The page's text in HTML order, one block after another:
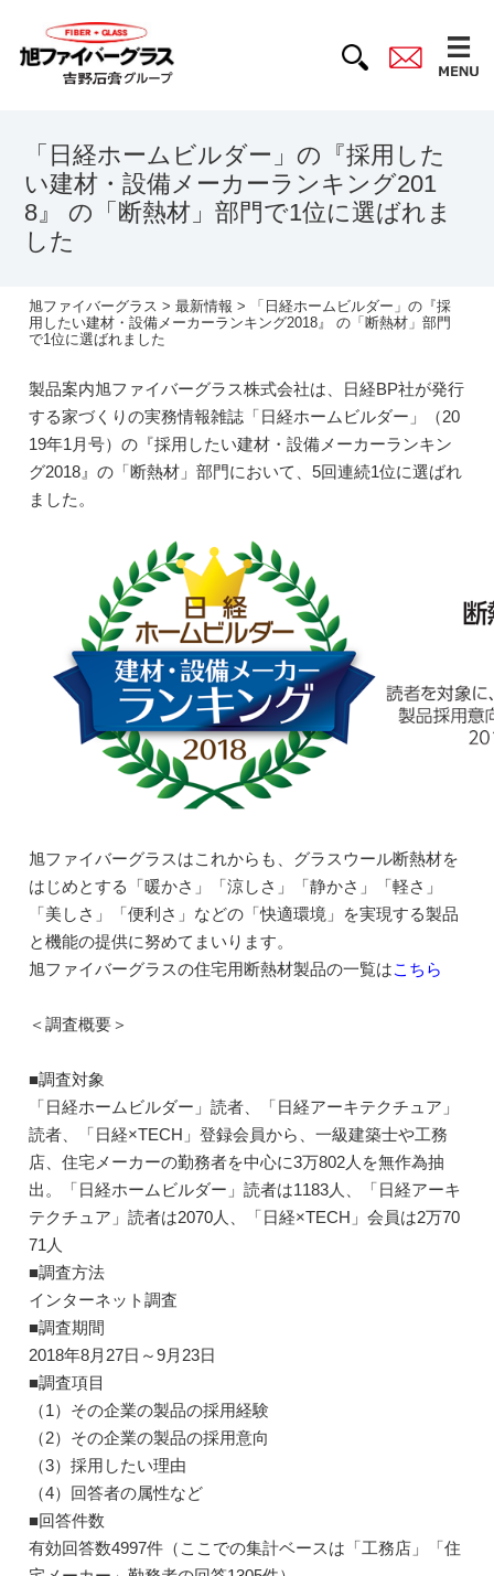
「日経ホームビルダー」の『採用した
い建材・設備メーカーランキング201
8』 の「断熱材」部門で1位に選ばれま
した
旭ファイバーグラス >最新情報 > 「日経ホームビルダー」の『採
用したい建材・設備メーカーランキング2018』 の「断熱材」部門
で1位に選ばれました
製品案内旭ファイバーグラス株式会社は、日経BP社が発行
する家づくりの実務情報雑誌「日経ホームビルダー」（20
19年1月号）の『採用したい建材・設備メーカーランキン
グ2018』の「断熱材」部門において、5回連続1位に選ばれ
ました。
旭ファイバーグラスはこれからも、グラスウール断熱材を
はじめとする「暖かさ」「涼しさ」「静かさ」「軽さ」
「美しさ」「便利さ」などの「快適環境」を実現する製品
と機能の提供に努めてまいります。
旭ファイバーグラスの住宅用断熱材製品の一覧はこちら
＜調査概要＞
■調査対象
「日経ホームビルダー」読者、「日経アーキテクチュア」
読者、「日経×TECH」登録会員から、一級建築士や工務
店、住宅メーカーの勤務者を中心に3万802人を無作為抽
出。「日経ホームビルダー」読者は1183人、「日経アーキ
テクチュア」読者は2070人、「日経×TECH」会員は2万70
71人
■調査方法
インターネット調査
■調査期間
2018年8月27日～9月23日
■調査項目
（1）その企業の製品の採用経験
（2）その企業の製品の採用意向
（3）採用したい理由
（4）回答者の属性など
■回答件数
有効回答数4997件（ここでの集計ベースは「工務店」「住